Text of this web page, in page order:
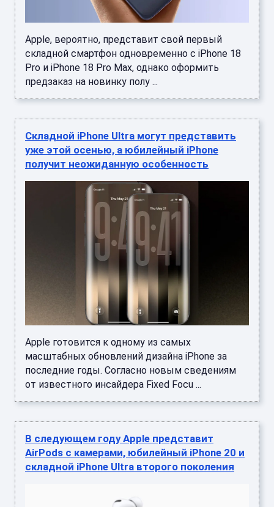
Apple, вероятно, представит свой первый
складной смартфон одновременно с iPhone 18
Pro и iPhone 18 Pro Max, однако оформить
предзаказ на новинку полу ...
Складной iPhone Ultra могут представить
уже этой осенью, а юбилейный iPhone
получит неожиданную особенность
Apple готовится к одному из самых
масштабных обновлений дизайна iPhone за
последние годы. Согласно новым сведениям
от известного инсайдера Fixed Focu ...
В следующем году Apple представит
AirPods с камерами, юбилейный iPhone 20 и
складной iPhone Ultra второго поколения